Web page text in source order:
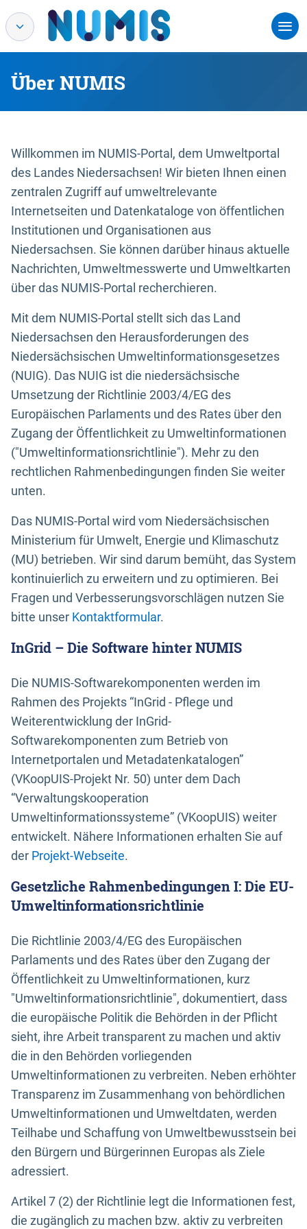
Über NUMIS
Willkommen im NUMIS-Portal, dem Umweltportal
des Landes Niedersachsen! Wir bieten Ihnen einen
zentralen Zugriff auf umweltrelevante
Internetseiten und Datenkataloge von öffentlichen
Institutionen und Organisationen aus
Niedersachsen. Sie können darüber hinaus aktuelle
Nachrichten, Umweltmesswerte und Umweltkarten
über das NUMIS-Portal recherchieren.
Mit dem NUMIS-Portal stellt sich das Land
Niedersachsen den Herausforderungen des
Niedersächsischen Umweltinformationsgesetzes
(NUIG). Das NUIG ist die niedersächsische
Umsetzung der Richtlinie 2003/4/EG des
Europäischen Parlaments und des Rates über den
Zugang der Öffentlichkeit zu Umweltinformationen
("Umweltinformationsrichtlinie"). Mehr zu den
rechtlichen Rahmenbedingungen finden Sie weiter
unten.
Das NUMIS-Portal wird vom Niedersächsischen
Ministerium für Umwelt, Energie und Klimaschutz
(MU) betrieben. Wir sind darum bemüht, das System
kontinuierlich zu erweitern und zu optimieren. Bei
Fragen und Verbesserungsvorschlägen nutzen Sie
bitte unser Kontaktformular.
InGrid – Die Software hinter NUMIS
Die NUMIS-Softwarekomponenten werden im
Rahmen des Projekts “InGrid - Pflege und
Weiterentwicklung der InGrid-
Softwarekomponenten zum Betrieb von
Internetportalen und Metadatenkatalogen”
(VKoopUIS-Projekt Nr. 50) unter dem Dach
“Verwaltungskooperation
Umweltinformationssysteme” (VKoopUIS) weiter
entwickelt. Nähere Informationen erhalten Sie auf
der Projekt-Webseite.
Gesetzliche Rahmenbedingungen I: Die EU-
Umweltinformationsrichtlinie
Die Richtlinie 2003/4/EG des Europäischen
Parlaments und des Rates über den Zugang der
Öffentlichkeit zu Umweltinformationen, kurz
"Umweltinformationsrichtlinie", dokumentiert, dass
die europäische Politik die Behörden in der Pflicht
sieht, ihre Arbeit transparent zu machen und aktiv
die in den Behörden vorliegenden
Umweltinformationen zu verbreiten. Neben erhöhter
Transparenz im Zusammenhang von behördlichen
Umweltinformationen und Umweltdaten, werden
Teilhabe und Schaffung von Umweltbewusstsein bei
den Bürgern und Bürgerinnen Europas als Ziele
adressiert.
Artikel 7 (2) der Richtlinie legt die Informationen fest,
die zugänglich zu machen bzw. aktiv zu verbreiten